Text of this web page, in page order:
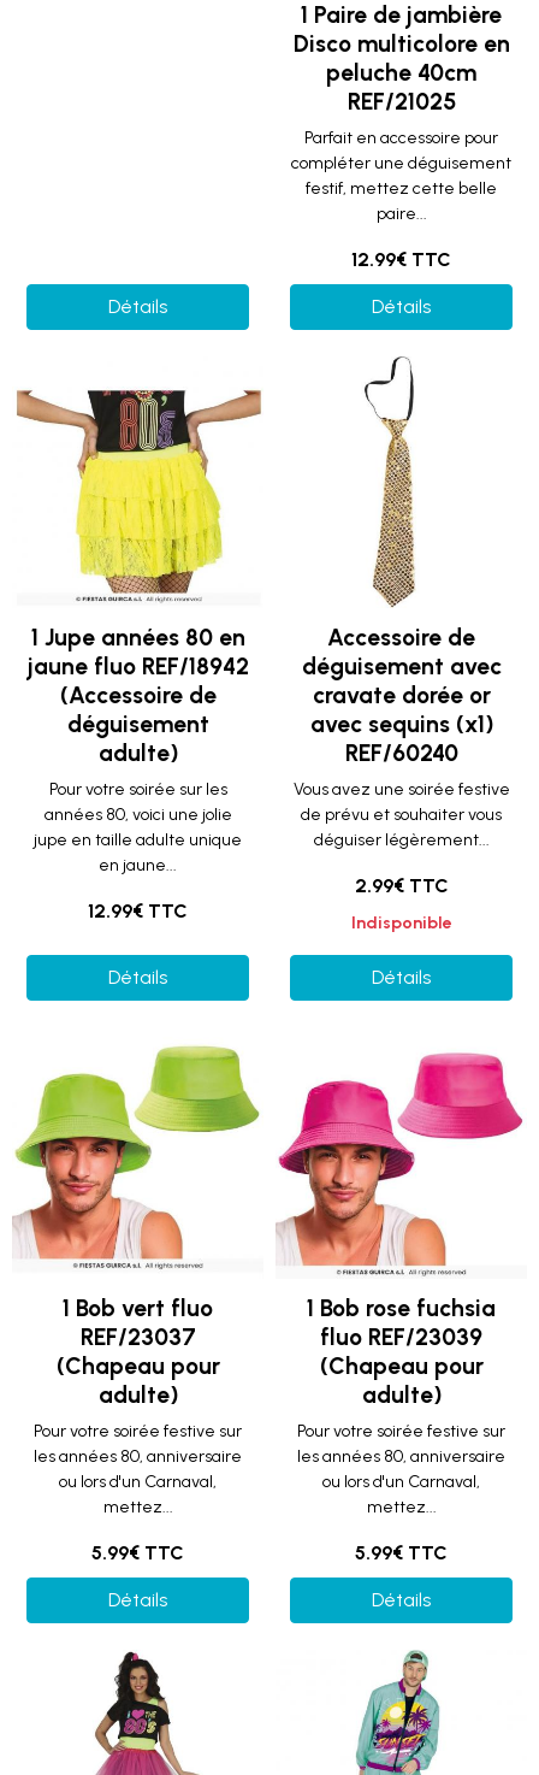
Détails
1 Paire de jambière
Disco multicolore en
peluche 40cm
REF/21025
Parfait en accessoire pour
compléter une déguisement
festif, mettez cette belle
paire...
12.99€ TTC
Détails
1 Jupe années 80 en
jaune fluo REF/18942
(Accessoire de
déguisement
adulte)
Pour votre soirée sur les
années 80, voici une jolie
jupe en taille adulte unique
en jaune...
12.99€ TTC
Détails
Accessoire de
déguisement avec
cravate dorée or
avec sequins (x1)
REF/60240
Vous avez une soirée festive
de prévu et souhaiter vous
déguiser légèrement...
2.99€ TTC
Indisponible
Détails
1 Bob vert fluo
REF/23037
(Chapeau pour
adulte)
Pour votre soirée festive sur
les années 80, anniversaire
ou lors d'un Carnaval,
mettez...
5.99€ TTC
Détails
1 Bob rose fuchsia
fluo REF/23039
(Chapeau pour
adulte)
Pour votre soirée festive sur
les années 80, anniversaire
ou lors d'un Carnaval,
mettez...
5.99€ TTC
Détails